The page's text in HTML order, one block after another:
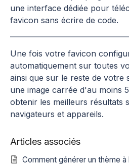
une interface dédiée pour
favicon sans écrire de code.
Une fois votre favicon
automatiquement sur toutes
ainsi que sur le reste de votre
une image carrée d'au moins
obtenir les meilleurs résultats
navigateurs et appareils.
Articles associés
Comment générer un thème à